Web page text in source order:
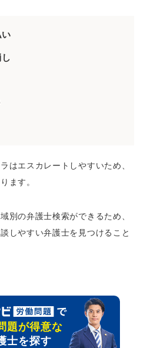
はエスカレートしやすいため、
ます。
別の弁護士検索ができるため、
しやすい弁護士を見つけること
題が得意な
士を探す